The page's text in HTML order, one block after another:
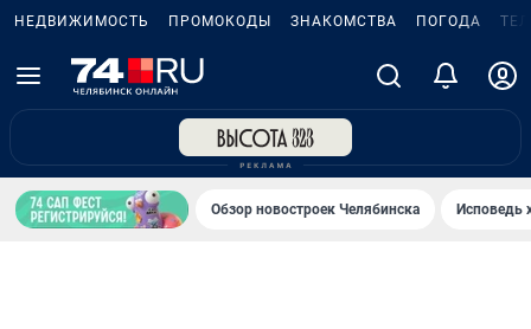
НЕДВИЖИМОСТЬ ПРОМОКОДЫ ЗНАКОМСТВА ПОГОДА
Обзор новостроек Челябинска Исповедь